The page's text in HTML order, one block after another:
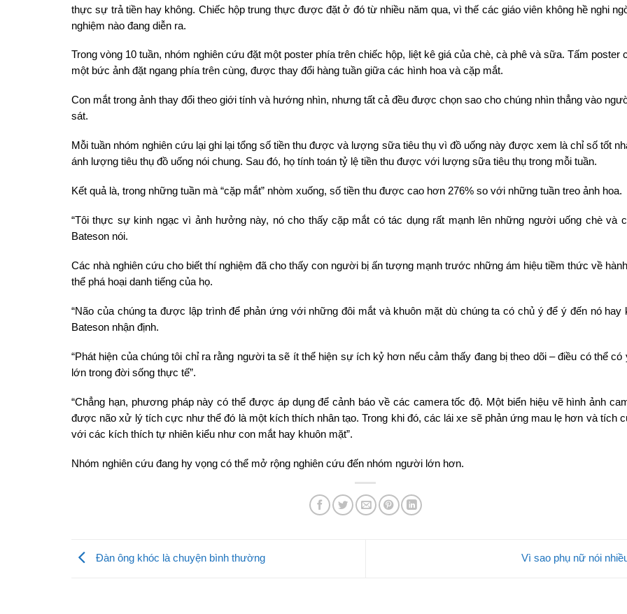
thực sự trả tiền hay không. Chiếc hộp trung thực được đặt ở đó từ nhiều năm qua, vì thế các giáo viên không hề nghi
nghiệm nào đang diễn ra.
Trong vòng 10 tuần, nhóm nghiên cứu đặt một poster phía trên chiếc hộp, liệt kê giá của chè, cà phê và sữa. Tấm poster
một bức ảnh đặt ngang phía trên cùng, được thay đổi hàng tuần giữa các hình hoa và cặp mắt.
Con mắt trong ảnh thay đổi theo giới tính và hướng nhìn, nhưng tất cả đều được chọn sao cho chúng nhìn thẳng vào
sát.
Mỗi tuần nhóm nghiên cứu lại ghi lại tổng số tiền thu được và lượng sữa tiêu thụ vì đồ uống này được xem là chỉ số tốt
ánh lượng tiêu thụ đồ uống nói chung. Sau đó, họ tính toán tỷ lệ tiền thu được với lượng sữa tiêu thụ trong mỗi tuần.
Kết quả là, trong những tuần mà “cặp mắt” nhòm xuống, số tiền thu được cao hơn 276% so với những tuần treo ảnh hoa.
“Tôi thực sự kinh ngạc vì ảnh hưởng này, nó cho thấy cặp mắt có tác dụng rất mạnh lên những người uống chè và
Bateson nói.
Các nhà nghiên cứu cho biết thí nghiệm đã cho thấy con người bị ấn tượng mạnh trước những ám hiệu tiềm thức về
thể phá hoại danh tiếng của họ.
“Não của chúng ta được lập trình để phản ứng với những đôi mắt và khuôn mặt dù chúng ta có chủ ý để ý đến nó hay
Bateson nhận định.
“Phát hiện của chúng tôi chỉ ra rằng người ta sẽ ít thể hiện sự ích kỷ hơn nếu cảm thấy đang bị theo dõi – điều có thể có
lớn trong đời sống thực tế”.
“Chẳng hạn, phương pháp này có thể được áp dụng để cảnh báo về các camera tốc độ. Một biển hiệu vẽ hình ảnh
được não xử lý tích cực như thể đó là một kích thích nhân tạo. Trong khi đó, các lái xe sẽ phản ứng mau lẹ hơn và tích
với các kích thích tự nhiên kiểu như con mắt hay khuôn mặt”.
Nhóm nghiên cứu đang hy vọng có thể mở rộng nghiên cứu đến nhóm người lớn hơn.
Đàn ông khóc là chuyện bình thường Vì sao phụ nữ nói